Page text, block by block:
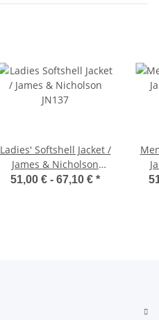
Ladies' Softshell Jacket /
James & Nicholson
JN137
51,00 € - 67,10 € *